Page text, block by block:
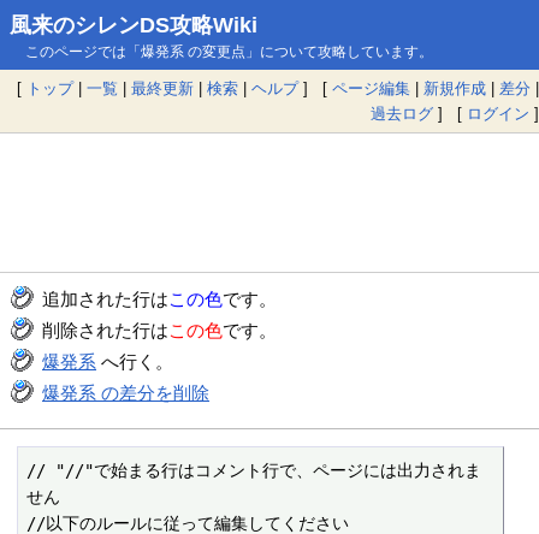
風来のシレンDS攻略Wiki
このページでは「爆発系 の変更点」について攻略しています。
[ トップ| 一覧 | 最終更新 | 検索 | ヘルプ] [ ページ編集 | 新規作成 | 差分 |
過去ログ ] [ ログイン ]
追加された行はこの色です。
削除された行はこの色です。
爆発系 へ行く。
爆発系 の差分を削除
// "//"で始まる行はコメント行で、ページには出力されま
せん
//以下のルールに従って編集してください